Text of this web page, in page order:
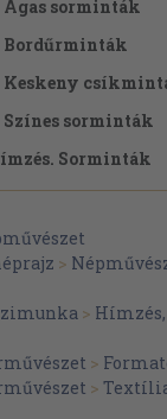
Ágas sorminták
Bordűrminták
Keskeny
Színes sorminták
Sorminták
>
>
>
>